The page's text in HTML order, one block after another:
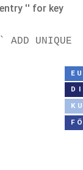
'' for key
UNIQUE